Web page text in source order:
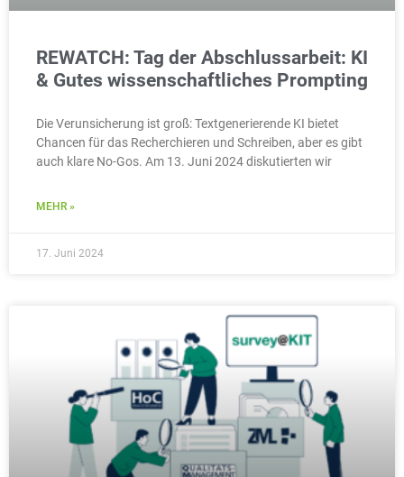
REWATCH: Tag der Abschlussarbeit: KI
& Gutes wissenschaftliches Prompting
Die Verunsicherung ist groß: Textgenerierende KI bietet
Chancen für das Recherchieren und Schreiben, aber es gibt
auch klare No-Gos. Am 13. Juni 2024 diskutierten wir
MEHR »
17. Juni 2024